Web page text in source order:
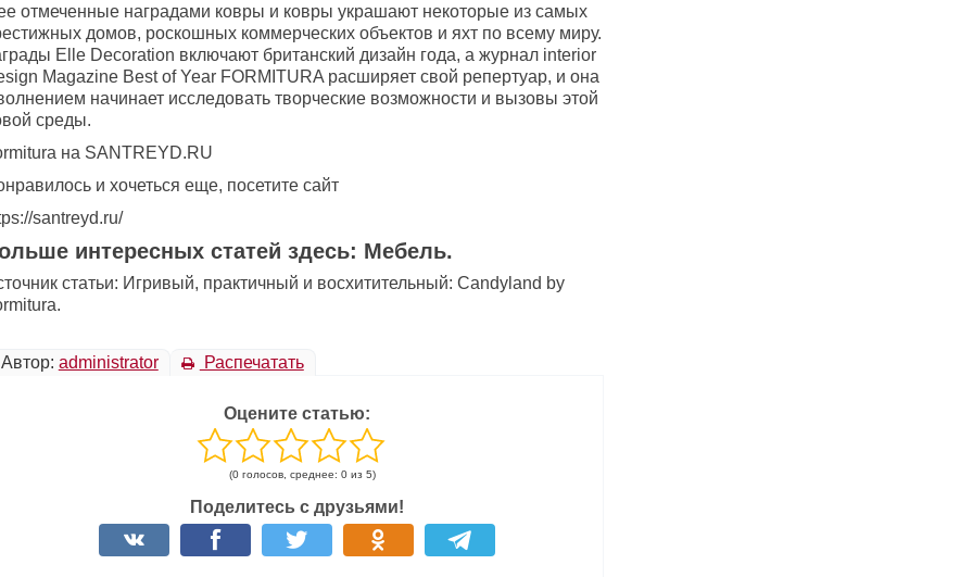
отмеченные наградами ковры и ковры украшают некоторые из самых
домов, роскошных коммерческих объектов и яхт по всему миру.
Elle Decoration включают британский дизайн года, а журнал interior
Magazine Best of Year FORMITURA расширяет свой репертуар, и она
начинает исследовать творческие возможности и вызовы этой
среды.
на SANTREYD.RU
и хочеться еще, посетите сайт
santreyd.ru/
интересных статей здесь: Мебель.
статьи: Игривый, практичный и восхитительный: Candyland by
Автор: administrator Распечатать
Оцените статью:
(0 голосов, среднее: 0 из 5)
Поделитесь с друзьями!